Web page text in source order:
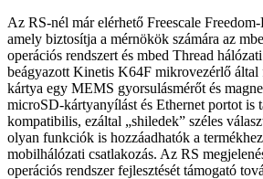
Az RS-nél már elérhető Freescale
amely biztosítja a mérnökök számára az
operációs rendszert és mbed Thread
beágyazott Kinetis K64F mikrovezérlő
kártya egy MEMS gyorsulásmérőt és
microSD-kártyanyílást és Ethernet portot
kompatibilis, ezáltal „shiledek” széles
olyan funkciók is hozzáadhatók a
mobilhálózati csatlakozás. Az RS
operációs rendszer fejlesztését támogató